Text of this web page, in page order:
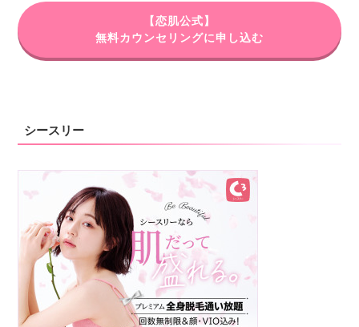
【恋肌公式】
無料カウンセリングに申し込む
シースリー